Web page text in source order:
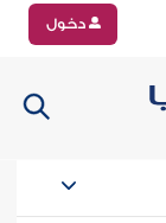
دخول